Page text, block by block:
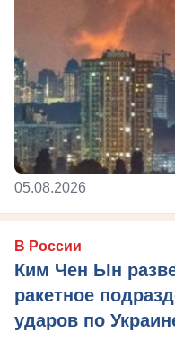
05.08.2026
В России
Ким Чен Ын
ракетное
ударов по